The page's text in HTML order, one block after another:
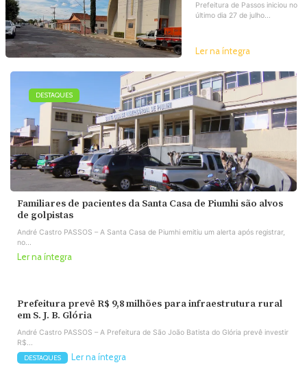
Prefeitura de Passos iniciou no
último dia 27 de julho...
Ler na íntegra
DESTAQUES
Familiares de pacientes da Santa Casa de Piumhi são alvos
de golpistas
André Castro PASSOS – A Santa Casa de Piumhi emitiu um alerta após registrar,
no...
Ler na íntegra
Prefeitura prevê R$ 9,8 milhões para infraestrutura rural
em S. J. B. Glória
André Castro PASSOS – A Prefeitura de São João Batista do Glória prevê investir
R$...
DESTAQUES Ler na íntegra